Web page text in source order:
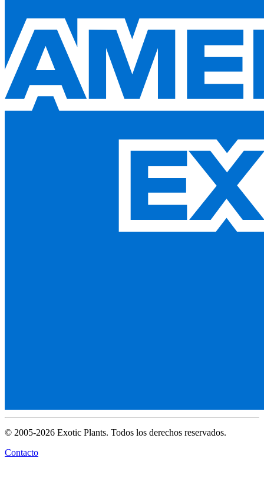
© 2005-2026 Exotic Plants. Todos los derechos reservados.
Contacto